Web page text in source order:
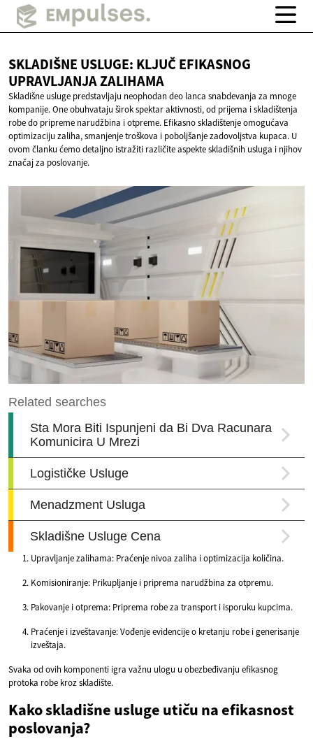
SKLADIŠNE USLUGE: KLJUČ EFIKASNOG
UPRAVLJANJA ZALIHAMA
Skladišne usluge predstavljaju neophodan deo lanca snabdevanja za mnoge
kompanije. One obuhvataju širok spektar aktivnosti, od prijema i skladištenja
robe do pripreme narudžbina i otpreme. Efikasno skladištenje omogućava
optimizaciju zaliha, smanjenje troškova i poboljšanje zadovoljstva kupaca. U
ovom članku ćemo detaljno istražiti različite aspekte skladišnih usluga i njihov
značaj za poslovanje.
Upravljanje zalihama: Praćenje nivoa zaliha i optimizacija količina.
Komisioniranje: Prikupljanje i priprema narudžbina za otpremu.
Pakovanje i otprema: Priprema robe za transport i isporuku kupcima.
Praćenje i izveštavanje: Vođenje evidencije o kretanju robe i generisanje
izveštaja.
Svaka od ovih komponenti igra važnu ulogu u obezbeđivanju efikasnog
protoka robe kroz skladište.
Kako skladišne usluge utiču na efikasnost
poslovanja?